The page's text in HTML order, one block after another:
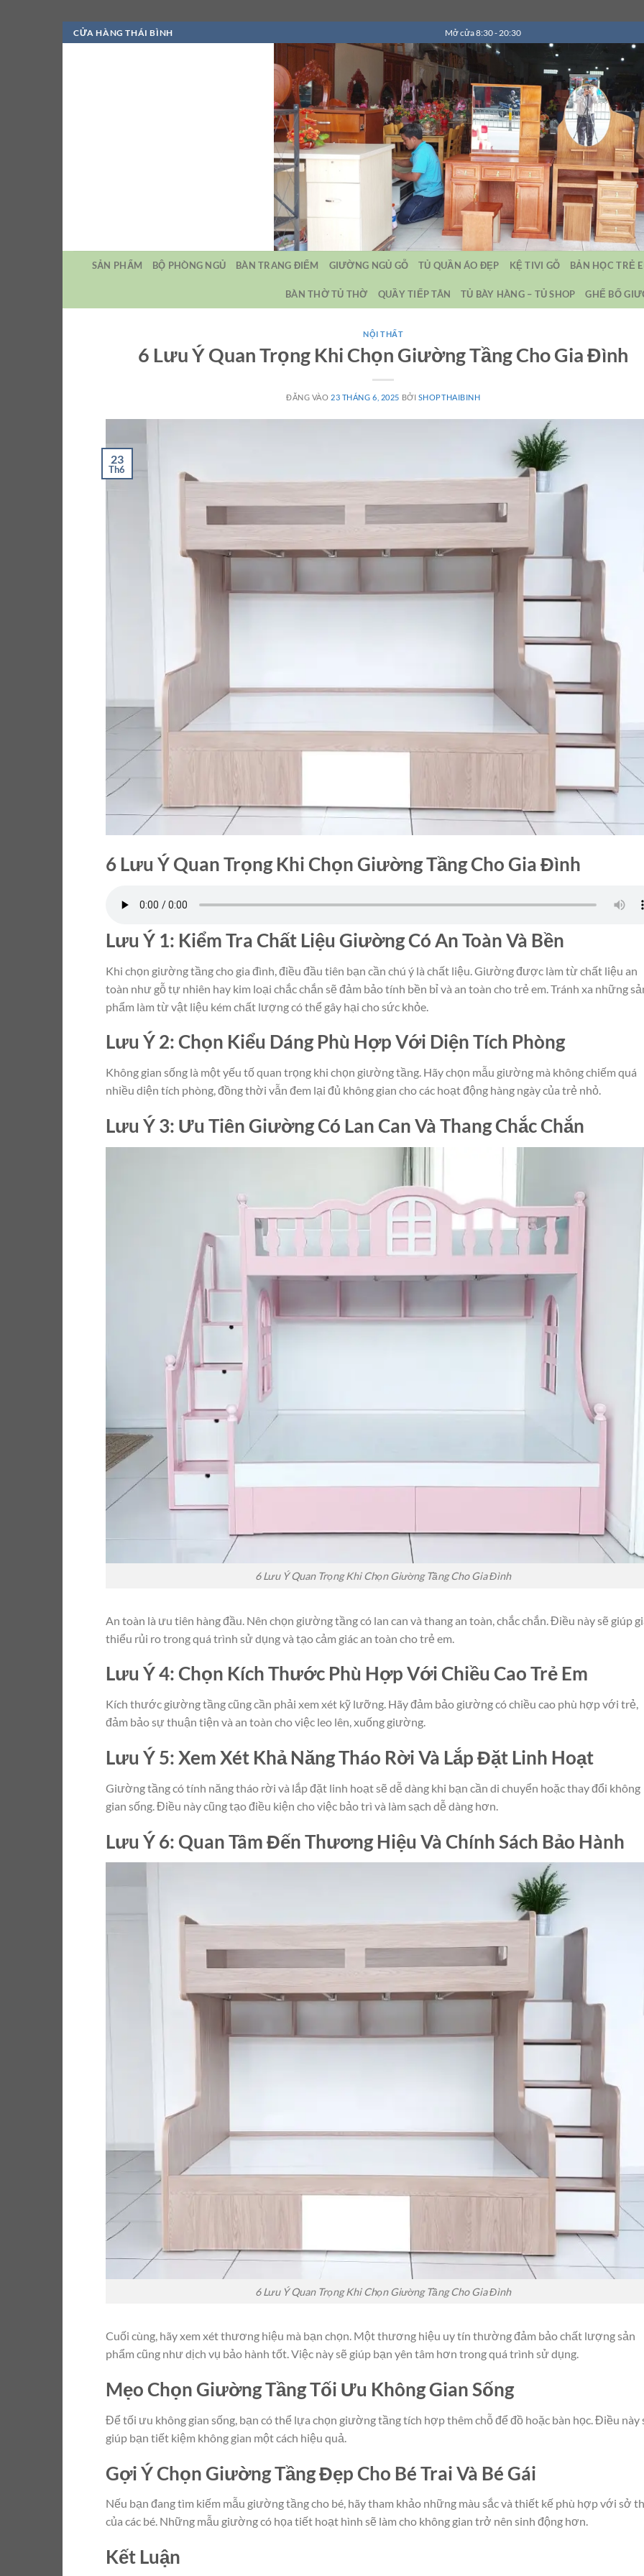
Bỏ
qua
CỬA HÀNG THÁI BÌNH Mở cửa 8:30 - 20:30
SẢN PHẨM BỘ PHÒNG NGỦ BÀN TRANG ĐIỂM GIƯỜNG NGỦ GỖ TỦ QUẦN ÁO ĐẸP KỆ TIVI GỖ BẢN HỌC TRẺ
BÀN THỜ TỦ THỜ QUẦY TIẾP TÂN TỦ BÀY HÀNG – TỦ SHOP GHẾ BỐ
NỘI THẤT
6 Lưu Ý Quan Trọng Khi Chọn Giường Tầng Cho Gia Đình
ĐĂNG VÀO 23 THÁNG 6, 2025 BỞI SHOPTHAIBINH
23
Th6
6 Lưu Ý Quan Trọng Khi Chọn Giường Tầng Cho Gia Đình
Lưu Ý 1: Kiểm Tra Chất Liệu Giường Có An Toàn Và Bền
Khi chọn giường tầng cho gia đình, điều đầu tiên bạn cần chú ý là chất liệu. Giường được làm từ chất liệu an
toàn như gỗ tự nhiên hay kim loại chắc chắn sẽ đảm bảo tính bền bỉ và an toàn cho trẻ em. Tránh xa những
phẩm làm từ vật liệu kém chất lượng có thể gây hại cho sức khỏe.
Lưu Ý 2: Chọn Kiểu Dáng Phù Hợp Với Diện Tích Phòng
Không gian sống là một yếu tố quan trọng khi chọn giường tầng. Hãy chọn mẫu giường mà không chiếm quá
nhiều diện tích phòng, đồng thời vẫn đem lại đủ không gian cho các hoạt động hàng ngày của trẻ nhỏ.
Lưu Ý 3: Ưu Tiên Giường Có Lan Can Và Thang Chắc Chắn
6 Lưu Ý Quan Trọng Khi Chọn Giường Tầng Cho Gia Đình
An toàn là ưu tiên hàng đầu. Nên chọn giường tầng có lan can và thang an toàn, chắc chắn. Điều này sẽ giúp
thiểu rủi ro trong quá trình sử dụng và tạo cảm giác an toàn cho trẻ em.
Lưu Ý 4: Chọn Kích Thước Phù Hợp Với Chiều Cao Trẻ Em
Kích thước giường tầng cũng cần phải xem xét kỹ lưỡng. Hãy đảm bảo giường có chiều cao phù hợp với trẻ,
đảm bảo sự thuận tiện và an toàn cho việc leo lên, xuống giường.
Lưu Ý 5: Xem Xét Khả Năng Tháo Rời Và Lắp Đặt Linh Hoạt
Giường tầng có tính năng tháo rời và lắp đặt linh hoạt sẽ dễ dàng khi bạn cần di chuyển hoặc thay đổi không
gian sống. Điều này cũng tạo điều kiện cho việc bảo trì và làm sạch dễ dàng hơn.
Lưu Ý 6: Quan Tâm Đến Thương Hiệu Và Chính Sách Bảo Hành
6 Lưu Ý Quan Trọng Khi Chọn Giường Tầng Cho Gia Đình
Cuối cùng, hãy xem xét thương hiệu mà bạn chọn. Một thương hiệu uy tín thường đảm bảo chất lượng sản
phẩm cũng như dịch vụ bảo hành tốt. Việc này sẽ giúp bạn yên tâm hơn trong quá trình sử dụng.
Mẹo Chọn Giường Tầng Tối Ưu Không Gian Sống
Để tối ưu không gian sống, bạn có thể lựa chọn giường tầng tích hợp thêm chỗ để đồ hoặc bàn học. Điều này
giúp bạn tiết kiệm không gian một cách hiệu quả.
Gợi Ý Chọn Giường Tầng Đẹp Cho Bé Trai Và Bé Gái
Nếu bạn đang tìm kiếm mẫu giường tầng cho bé, hãy tham khảo những màu sắc và thiết kế phù hợp với sở
của các bé. Những mẫu giường có họa tiết hoạt hình sẽ làm cho không gian trở nên sinh động hơn.
Kết Luận